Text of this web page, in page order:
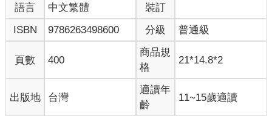
語言 中文繁體
裝訂
ISBN
9786263498600 分級 普通級
頁數 400
商品規
格
21*14.8*2
出版地 台灣
適讀年
齡
11~15歲適讀